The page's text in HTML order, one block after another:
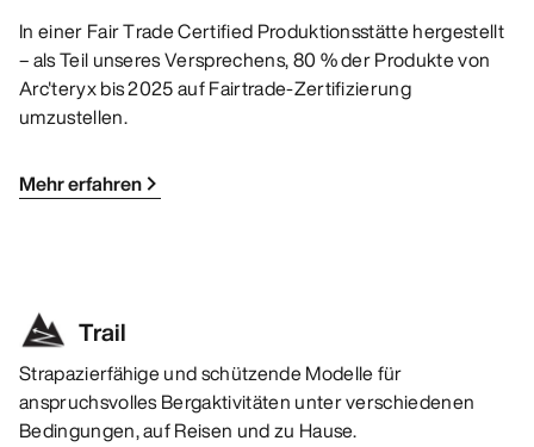
In einer Fair Trade Certified Produktionsstätte hergestellt
– als Teil unseres Versprechens, 80 % der Produkte von
Arc'teryx bis 2025 auf Fairtrade-Zertifizierung
umzustellen.
Mehr erfahren
Trail
Strapazierfähige und schützende Modelle für
anspruchsvolles Bergaktivitäten unter verschiedenen
Bedingungen, auf Reisen und zu Hause.